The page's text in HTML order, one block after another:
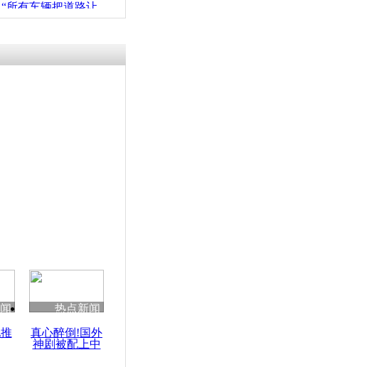
“所有车辆把道路让
开！”儿童突发疾病交
四川兴文苗乡上万人欢
度苗族花山节
热点新闻
真心醉倒!国外
神剧被配上中